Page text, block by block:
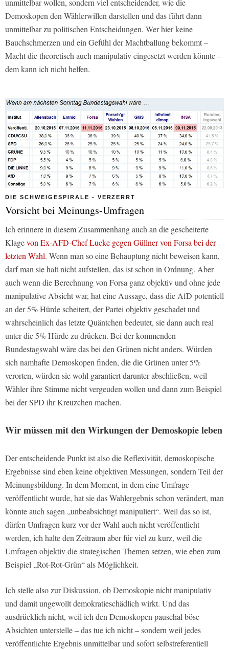
unmittelbar wollen, sondern viel entscheidender, wie die
Demoskopen den Wählerwillen darstellen und das führt dann
unmittelbar zu politischen Entscheidungen. Wer hier keine
Bauchschmerzen und ein Gefühl der Machtballung bekommt –
Macht die theoretisch auch manipulativ eingesetzt werden könnte –
dem kann ich nicht helfen.
DIE SCHWEIGESPIRALE - VERZERRT
Vorsicht bei Meinungs-Umfragen
Ich erinnere in diesem Zusammenhang auch an die gescheiterte
Klagevon Ex-AFD-Chef Lucke gegen Güllner von Forsa bei der
letzten Wahl. Wenn man so eine Behauptung nicht beweisen kann,
darf man sie halt nicht aufstellen, das ist schon in Ordnung. Aber
auch wenn die Berechnung von Forsa ganz objektiv und ohne jede
manipulative Absicht war, hat eine Aussage, dass die AfD potentiell
an der 5% Hürde scheitert, der Partei objektiv geschadet und
wahrscheinlich das letzte Quäntchen bedeutet, sie dann auch real
unter die 5% Hürde zu drücken. Bei der kommenden
Bundestagswahl wäre das bei den Grünen nicht anders. Würden
sich namhafte Demoskopen finden, die die Grünen unter 5%
verorten, würden sie wohl garantiert darunter abschließen, weil
Wähler ihre Stimme nicht vergeuden wollen und dann zum Beispiel
bei der SPD ihr Kreuzchen machen.
Wir müssen mit den Wirkungen der Demoskopie leben
Der entscheidende Punkt ist also die Reflexivität, demoskopische
Ergebnisse sind eben keine objektiven Messungen, sondern Teil der
Meinungsbildung. In dem Moment, in dem eine Umfrage
veröffentlicht wurde, hat sie das Wahlergebnis schon verändert, man
könnte auch sagen „unbeabsichtigt manipuliert“. Weil das so ist,
dürfen Umfragen kurz vor der Wahl auch nicht veröffentlicht
werden, ich halte den Zeitraum aber für viel zu kurz, weil die
Umfragen objektiv die strategischen Themen setzen, wie eben zum
Beispiel „Rot-Rot-Grün“ als Möglichkeit.
Ich stelle also zur Diskussion, ob Demoskopie nicht manipulativ
und damit ungewollt demokratieschädlich wirkt. Und das
ausdrücklich nicht, weil ich den Demoskopen pauschal böse
Absichten unterstelle – das tue ich nicht – sondern weil jedes
veröffentlichte Ergebnis unmittelbar und sofort selbstreferentiell